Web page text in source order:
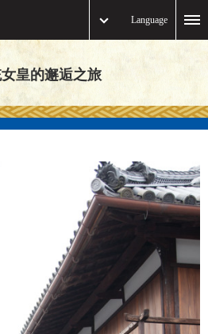
Language
皇的邂逅之旅